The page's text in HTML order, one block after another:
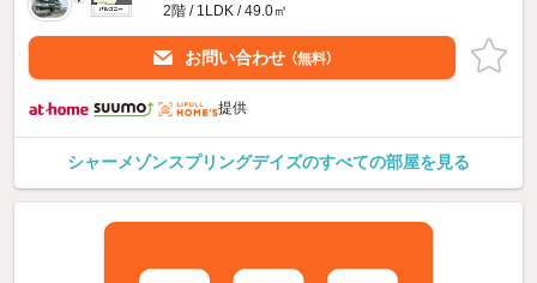
2階 / 1LDK / 49.0㎡
お問い合わせ （無料）
提供
シャーメゾンスプリングデイズのすべての部屋を見る